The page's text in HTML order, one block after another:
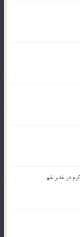
در غدیر خم